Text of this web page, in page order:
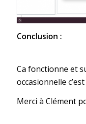
Conclusion :
Ca fonctionne et
occasionnelle
Merci à Clément